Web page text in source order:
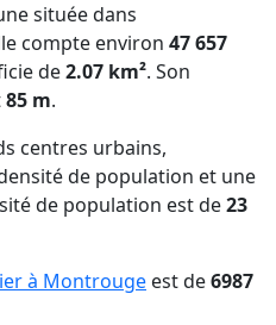
située dans
compte environ 47 657
de2.07 km². Son
85 m.
centres urbains,
de population et une
de population est de23
à Montrouge est de6987